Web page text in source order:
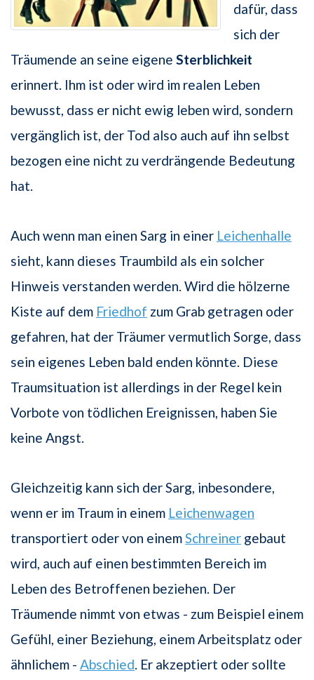
dafür, dass
sich der
Träumende an seine eigene Sterblichkeit
erinnert. Ihm ist oder wird im realen Leben
bewusst, dass er nicht ewig leben wird, sondern
vergänglich ist, der Tod also auch auf ihn selbst
bezogen eine nicht zu verdrängende Bedeutung
hat.
Auch wenn man einen Sarg in einer Leichenhalle
sieht, kann dieses Traumbild als ein solcher
Hinweis verstanden werden. Wird die hölzerne
Kiste auf dem Friedhof zum Grab getragen oder
gefahren, hat der Träumer vermutlich Sorge, dass
sein eigenes Leben bald enden könnte. Diese
Traumsituation ist allerdings in der Regel kein
Vorbote von tödlichen Ereignissen, haben Sie
keine Angst.
Gleichzeitig kann sich der Sarg, inbesondere,
wenn er im Traum in einem Leichenwagen
transportiert oder von einemSchreiner gebaut
wird, auch auf einen bestimmten Bereich im
Leben des Betroffenen beziehen. Der
Träumende nimmt von etwas - zum Beispiel einem
Gefühl, einer Beziehung, einem Arbeitsplatz oder
ähnlichem - Abschied . Er akzeptiert oder sollte